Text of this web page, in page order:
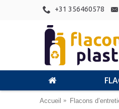
+31 356460578
Accueil Flacons